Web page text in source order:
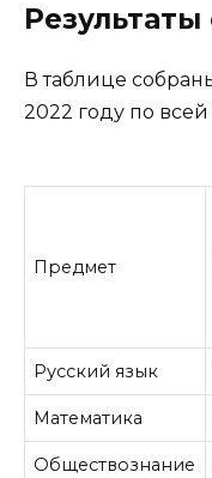
Результаты
В таблице
2022 году по
Предмет
Русский язык
Математика
Обществознание